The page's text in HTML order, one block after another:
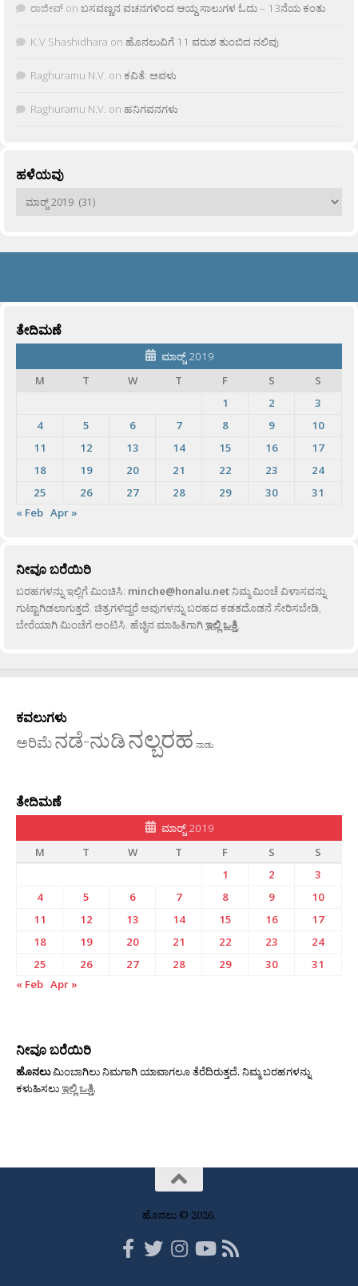
ರಾಜೀವ್ on ಬಸವಣ್ಣನ ವಚನಗಳಿಂದ ಆಯ್ದ ಸಾಲುಗಳ ಓದು – 13ನೆಯ ಕಂತು
K.V Shashidhara on ಹೊನಲುವಿಗೆ 11 ವರುಶ ತುಂಬಿದ ನಲಿವು
Raghuramu N.V. on ಕವಿತೆ: ಅವಳು
Raghuramu N.V. on ಹನಿಗವನಗಳು
ಹಳೆಯವು
ಹಳೆಯವು
ತೇದಿಮಣೆ
ಮಾರ್‍ಚ್ 2019
M
T W T F S
S
1
2
3
4
5 6 7 8 9
10
11
12 13 14 15 16
17
18
19 20 21 22 23
24
25
26 27 28 29 30
31
« Feb Apr »
ನೀವೂ ಬರೆಯಿರಿ
ಬರಹಗಳನ್ನು ಇಲ್ಲಿಗೆ ಮಿಂಚಿಸಿ: minche@honalu.netನಿಮ್ಮ ಮಿಂಚೆ ವಿಳಾಸವನ್ನು
ಗುಟ್ಟಾಗಿಡಲಾಗುತ್ತದೆ. ಚಿತ್ರಗಳಿದ್ದರೆ ಅವುಗಳನ್ನು ಬರಹದ ಕಡತದೊಡನೆ ಸೇರಿಸಬೇಡಿ,
ಬೇರೆಯಾಗಿ ಮಿಂಚೆಗೆ ಅಂಟಿಸಿ. ಹೆಚ್ಚಿನ ಮಾಹಿತಿಗಾಗಿಇಲ್ಲಿ ಒತ್ತಿ.
ಕವಲುಗಳು
ಅರಿಮೆನಡೆ-ನುಡಿನಲ್ಬರಹ ನಾಡು
ತೇದಿಮಣೆ
ಮಾರ್‍ಚ್ 2019
M
T W T F S
S
1
2
3
4
5 6 7 8 9
10
11
12 13 14 15 16
17
18
19 20 21 22 23
24
25
26 27 28 29 30
31
« Feb Apr »
ನೀವೂ ಬರೆಯಿರಿ
ಹೊನಲುಮಿಂಬಾಗಿಲು ನಿಮಗಾಗಿ ಯಾವಾಗಲೂ ತೆರೆದಿರುತ್ತದೆ. ನಿಮ್ಮ ಬರಹಗಳನ್ನು
ಕಳುಹಿಸಲುಇಲ್ಲಿ ಒತ್ತಿ.
ಹೊನಲು © 2026.